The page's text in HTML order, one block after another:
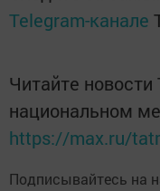
Telegram-канале
Читайте новости
национальном
https://max.ru/
Подписывайтесь на